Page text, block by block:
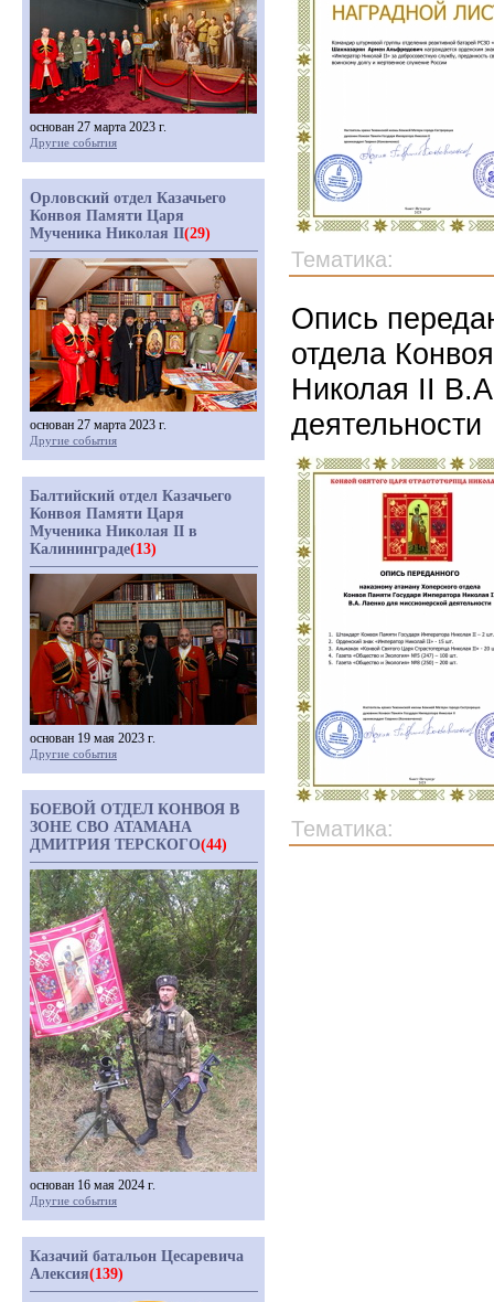
Тематика:
Опись
отдела
Николая II
деятельности
Тематика:
основан 27 марта 2023 г.
Другие события
Орловский отдел Казачьего
Конвоя Памяти Царя
Мученика Николая II(29)
основан 27 марта 2023 г.
Другие события
Балтийский отдел Казачьего
Конвоя Памяти Царя
Мученика Николая II в
Калининграде(13)
основан 19 мая 2023 г.
Другие события
БОЕВОЙ ОТДЕЛ КОНВОЯ В
ЗОНЕ СВО АТАМАНА
ДМИТРИЯ ТЕРСКОГО(44)
основан 16 мая 2024 г.
Другие события
Казачий батальон Цесаревича
Алексия(139)